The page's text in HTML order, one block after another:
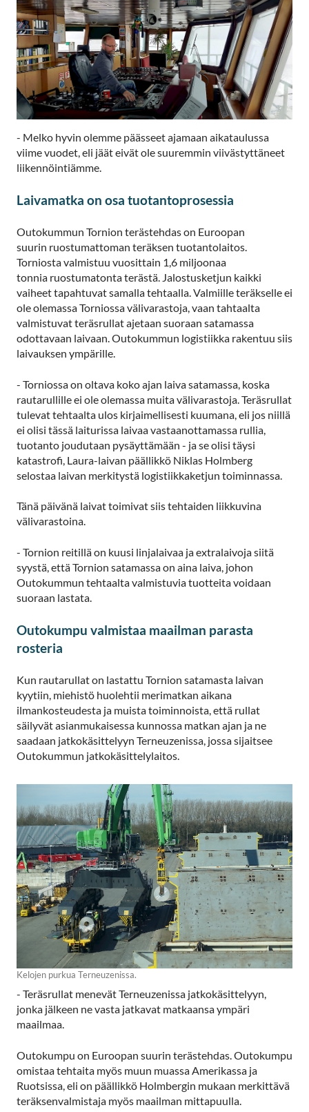
- Melko hyvin olemme päässeet ajamaan aikataulussa
viime vuodet, eli jäät eivät ole suuremmin viivästyttäneet
liikennöintiämme.​
Laivamatka on osa tuotantoprosessia
Outokummun Tornion terästehdas on Euroopan
suurin ruostumattoman teräksen tuotantolaitos.
Torniosta valmistuu vuosittain 1,6 miljoonaa
tonnia ruostumatonta terästä. Jalostusketjun kaikki
vaiheet tapahtuvat samalla tehtaalla. Valmiille teräkselle ei
ole olemassa Torniossa välivarastoja, vaan tahtaalta
valmistuvat teräsrullat ajetaan suoraan satamassa
odottavaan laivaan. Outokummun logistiikka rakentuu siis
laivauksen ympärille.
- Torniossa on oltava koko ajan laiva satamassa, koska
rautarullille ei ole olemassa muita välivarastoja. Teräsrullat
tulevat tehtaalta ulos kirjaimellisesti kuumana, eli jos niillä
ei olisi tässä laiturissa laivaa vastaanottamassa rullia,
tuotanto joudutaan pysäyttämään - ja se olisi täysi
katastrofi, Laura-laivan päällikkö Niklas Holmberg
selostaa laivan merkitystä logistiikkaketjun toiminnassa.
Tänä päivänä laivat toimivat siis tehtaiden liikkuvina
välivarastoina.
- Tornion reitillä on kuusi linjalaivaa ja extralaivoja siitä
syystä, että Tornion satamassa on aina laiva, johon
Outokummun tehtaalta valmistuvia tuotteita voidaan
suoraan lastata.
Outokumpu valmistaa maailman parasta
rosteria
Kun rautarullat on lastattu Tornion satamasta laivan
kyytiin, miehistö huolehtii merimatkan aikana
ilmankosteudesta ja muista toiminnoista, että rullat
säilyvät asianmukaisessa kunnossa matkan ajan ja ne
saadaan jatkokäsittelyyn Terneuzenissa, jossa sijaitsee
Outokummun jatkokäsittelylaitos.
Kelojen purkua Terneuzenissa.
- Teräsrullat menevät Terneuzenissa jatkokäsittelyyn,
jonka jälkeen ne vasta jatkavat matkaansa ympäri
maailmaa.
Outokumpu on Euroopan suurin terästehdas. Outokumpu
omistaa tehtaita myös muun muassa Amerikassa ja
Ruotsissa, eli on päällikkö Holmbergin mukaan merkittävä
teräksenvalmistaja myös maailman mittapuulla.